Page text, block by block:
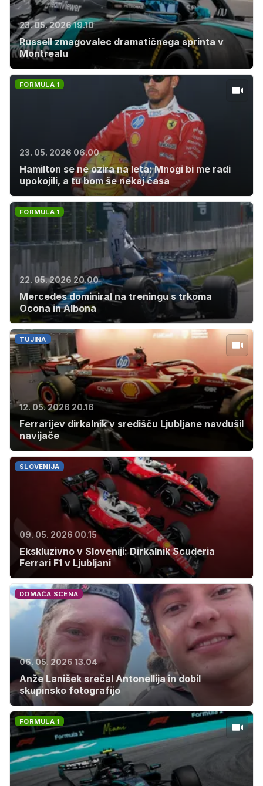
23. 05. 2026 19.10
Russell zmagovalec dramatičnega sprinta v
Montrealu
FORMULA 1
23. 05. 2026 06.00
Hamilton se ne ozira na leta: Mnogi bi me radi
upokojili, a tu bom še nekaj časa
FORMULA 1
22. 05. 2026 20.00
Mercedes dominiral na treningu s trkoma
Ocona in Albona
TUJINA
12. 05. 2026 20.16
Ferrarijev dirkalnik v središču Ljubljane navdušil
navijače
SLOVENIJA
09. 05. 2026 00.15
Ekskluzivno v Sloveniji: Dirkalnik Scuderia
Ferrari F1 v Ljubljani
DOMAČA SCENA
06. 05. 2026 13.04
Anže Lanišek srečal Antonellija in dobil
skupinsko fotografijo
FORMULA 1